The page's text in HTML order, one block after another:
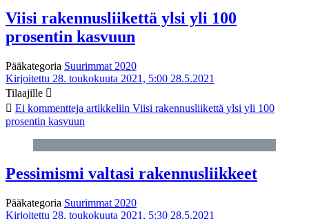
Viisi rakennusliikettä ylsi yli 100
prosentin kasvuun
Pääkategoria Suurimmat 2020
Kirjoitettu 28. toukokuuta 2021, 5:00 28.5.2021
Tilaajille
Ei kommentteja artikkeliin Viisi rakennusliikettä ylsi yli 100
prosentin kasvuun
Pessimismi valtasi rakennusliikkeet
Pääkategoria Suurimmat 2020
Kirjoitettu 28. toukokuuta 2021, 5:30 28.5.2021